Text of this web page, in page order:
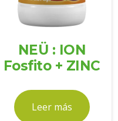
NEÜ : ION
Fosfito + ZINC
Leer más